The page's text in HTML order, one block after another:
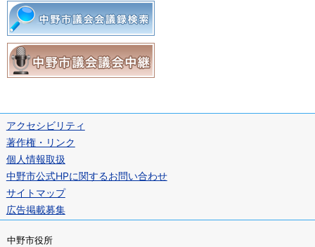
アクセシビリティ
著作権・リンク
個人情報取扱
中野市公式HPに関するお問い合わせ
サイトマップ
広告掲載募集
中野市役所